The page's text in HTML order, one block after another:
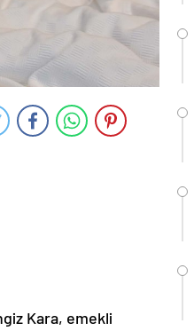
Kara, emekli